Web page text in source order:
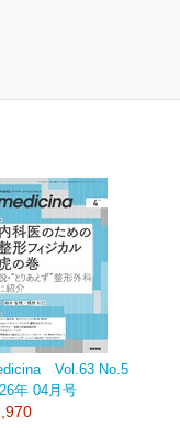
Vol.63 No.5
年 04月号